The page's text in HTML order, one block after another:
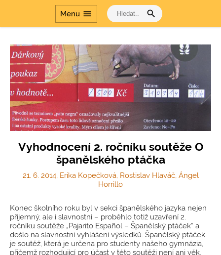
Menu menu search
Vyhodnocení 2. ročníku soutěže O
španělského ptáčka
21. 6. 2014, Erika Kopečková, Rostislav Hlaváč, Ángel
Horrillo
Konec školního roku byl v sekci španělského jazyka nejen
příjemný, ale i slavnostní – proběhlo totiž uzavření 2.
ročníku soutěže „Pajarito Español – Španělský ptáček“ a
došlo na slavnostní vyhlášení výsledků. Španělský ptáček
je soutěž, která je určena pro studenty našeho gymnázia,
přičemž rozhodující pro účast v této soutěži není ani věk,